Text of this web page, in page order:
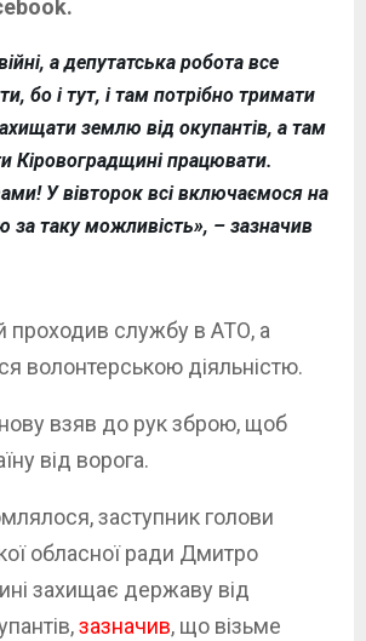
а депутатська робота все
бо і тут, і там потрібно тримати
землю від окупантів, а там
Кіровоградщині працювати.
У вівторок всі включаємося на
за таку можливість», – зазначив
проходив службу в АТО, а
волонтерською діяльністю.
взяв до рук зброю, щоб
від ворога.
заступник голови
обласної ради Дмитро
захищає державу від
зазначив, що візьме